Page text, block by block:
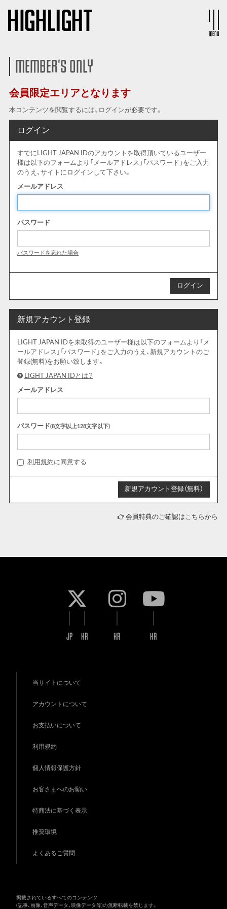
MENU
MEMBER'S ONLY
会員限定エリアとなります
本コンテンツを閲覧するには、ログインが必要です。
ログイン
すでにLIGHT JAPAN IDのアカウントを取得頂いているユーザー
様は以下のフォームより「メールアドレス」「パスワード」をご入力
のうえ、サイトにログインして下さい。
メールアドレス
パスワード
パスワードを忘れた場合
新規アカウント登録
LIGHT JAPAN IDを未取得のユーザー様は以下のフォームより「メ
ールアドレス」「パスワード」をご入力のうえ、新規アカウントのご
登録(無料)をお願い致します。
LIGHT JAPAN IDとは？
メールアドレス
パスワード(8文字以上128文字以下)
利用規約に同意する
会員特典のご確認はこちらから
JP KR KR KR
当サイトについて
アカウントについて
お支払いについて
利用規約
個人情報保護方針
お客さまへのお願い
特商法に基づく表示
推奨環境
よくあるご質問
掲載されているすべてのコンテンツ
(記事、画像、音声データ、映像データ等)の無断転載を禁じます。